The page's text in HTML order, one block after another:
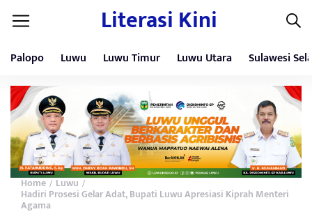
Literasi Kini
Palopo Luwu Luwu Timur Luwu Utara Sulawesi
Home / Luwu /
Hadiri Prosesi Gelar Adat, Bupati Luwu Apresiasi Kiprah Menteri
Agama